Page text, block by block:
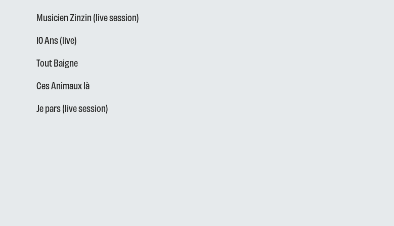
Musicien Zinzin (live session)
10 Ans (live)
Tout Baigne
Ces Animaux là
Je pars (live session)